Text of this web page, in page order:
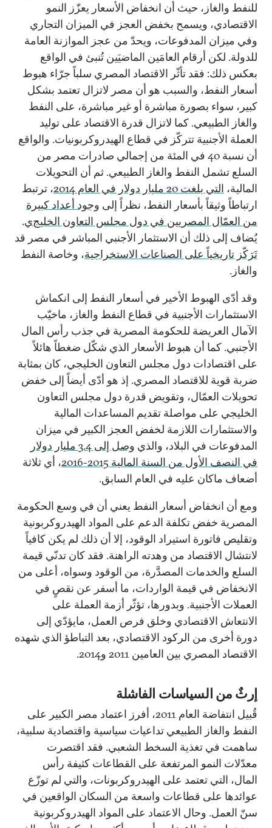
للنفط والغاز، حيث أن انخفاض الأسعار يعزّز النمو
الاقتصادي، ويسمح بخفض العجز في الميزان التجاري
وفي ميزان المدفوعات، ويحدّ من عجز الموازنة العامة
للدولة. لكن أرقام العامَين الماضيَين تُنبئ في الواقع
بعكس ذلك: فقد تأثّر الاقتصاد المصري سلباً جرّاء هبوط
أسعار النفط، والسبب هو أن مصر لاتزال تعتمد بشكل
كبير، سواء بصورة مباشرة أو غير مباشرة، على النفط
والغاز الطبيعي. كما لاتزال قدرة الاقتصاد على توليد
العملة الأجنبية تتركّز في قطاع الهيدروكربونيات. والواقع
أن نسبة 40 في المئة من إجمالي صادرات مصر من
السلع تشمل النفط والغاز الطبيعي. ثم أن التحويلات
المالية، التي بلغت 20 مليار دولار في العام 2014
، ترتبط
ارتباطاً وثيقاً بأسعار النفط، نظراً إلى وجود أعداد كبيرة
من العمّال المصريين في دول مجلس التعاون الخليجي.
يُضاف إلى ذلك أن الاستثمار الأجنبي المباشر في مصر قد
تَرَكّز تاريخياً على الصناعات الاستخراجية، وخاصة النفط
والغاز.
وقد أدّى الهبوط الأخير في أسعار النفط إلى انكماش
الاستثمارات الأجنبية في قطاع النفط والغاز، ماخيّب
الآمال العريضة للحكومة المصرية في جذب رأس المال
الأجنبي. كما أن هبوط الأسعار الذي شكّل ضغطاً هائلاً
على اقتصادات دول مجلس التعاون الخليجي، كان بمثابة
ضربة قوية للاقتصاد المصري. إذ هو أدّى أيضاً إلى خفض
تحويلات العمّال، وتقويض قدرة دول مجلس التعاون
الخليجي على مواصلة تقديم المساعدات المالية
والاستثمارات اللازمة لخفض العجز الكبير في ميزان
المدفوعات في البلاد، والذي
وصل إلى 3.4 مليار دولار
في النصف الأول من السنة المالية 2015-2016
، أي ثلاثة
أضعاف ماكان عليه في العام السابق.
ومع أن انخفاض أسعار النفط يعني أن في وسع الحكومة
المصرية خفض تكلفة الدعم على المواد الهيدروكربونية
وتقليص فاتورة استيراد الوقود، إلا أن ذلك لم يكن كافياً
لانتشال الاقتصاد من وهدته الراهنة. فقد كان تدنّي قيمة
السلع والخدمات المصدَّرة، من الوقود وسواه، أعلى من
الانخفاض في قيمة الواردات، ما أسفر عن نقصٍ في
العملات الأجنبية. وبدورها، تؤثّر أزمة العملة على
الانتعاش الاقتصادي وخلق فرص العمل، مايؤدّي إلى
دورة أخرى من الركود الاقتصادي، بعد التباطؤ الذي شهده
الاقتصاد المصري بين العامين 2011 و2014.
إرثٌ من السياسات الفاشلة
قُبيل انتفاضة العام 2011، أفرز اعتماد مصر الكبير على
النفط والغاز الطبيعي تداعيات سياسية واقتصادية سلبية،
ساهمت في تغذية السخط الشعبي. فقد اقتصرت
معدّلات النمو المرتفعة على القطاعات كثيفة رأس
المال، التي تعتمد على الهيدروكربونات، والتي لم توزّع
عوائدها على قطاعات واسعة من السكان الواقعين في
سنّ العمل. وحال الاعتماد على المواد الهيدروكربونية